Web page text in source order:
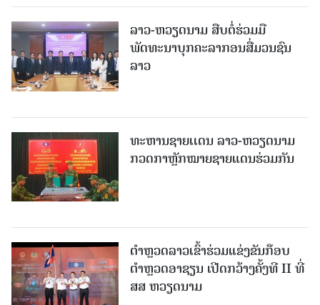
ລາວ-ຫວຽດ​ນາມ ສືບ​ຕໍ່​ຮ່ວມ​ມື
ພັດທະນາບຸກຄະລາກອນສື່ມວນຊົນ
ລາວ
ທະຫານຊາຍເເດນ ລາວ-ຫວຽດນາມ
ກວດກາຫຼັກໝາຍຊາຍແດນຮ່ວມກັນ
ຕຳຫຼວດລາວເຂົ້າຮ່ວມແຂ່ງຂັນກ໊ອບ
ຕຳຫຼວດອາຊຽນ ເປີດກວ້າງຄັ້ງທີ II ທີ່
ສສ ຫວຽດນາມ